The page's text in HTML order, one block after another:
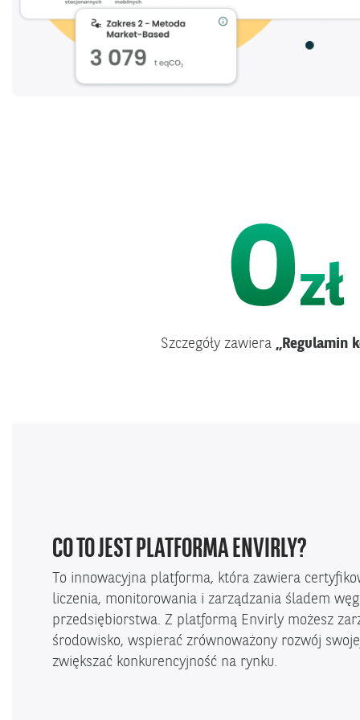
Szczegóły zawiera „Regulamin
CO TO JEST PLATFORMA ENVIRLY?
To innowacyjna platforma, która zawiera
liczenia, monitorowania i zarządzania śladem
przedsiębiorstwa. Z platformą Envirly możesz
środowisko, wspierać zrównoważony rozwój
zwiększać konkurencyjność na rynku.